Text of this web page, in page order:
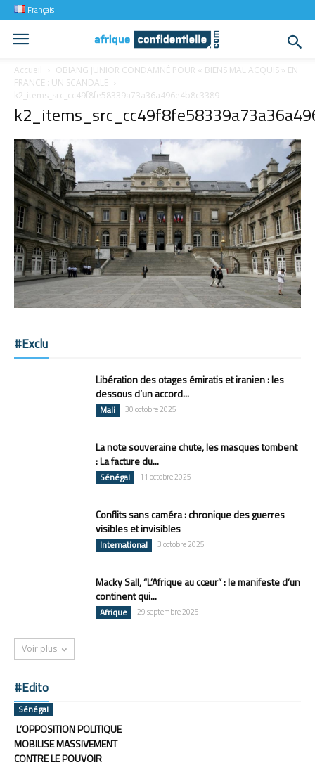
Français
Accueil
OBIANG JUNIOR CONDAMNÉ POUR « BIENS MAL ACQUIS » EN
FRANCE : UN SCANDALE
k2_items_src_cc49f8fe58339a73a36a496e4b8c3389
#Exclu
Libération des otages émiratis et iranien : les
dessous d’un accord...
Mali 30 octobre 2025
La note souveraine chute, les masques tombent
: La facture du...
Sénégal 11 octobre 2025
Conflits sans caméra : chronique des guerres
visibles et invisibles
International 3 octobre 2025
Macky Sall, “L’Afrique au cœur” : le manifeste d’un
continent qui...
Afrique 29 septembre 2025
Voir plus
#Edito
Sénégal
L’OPPOSITION POLITIQUE
MOBILISE MASSIVEMENT
CONTRE LE POUVOIR